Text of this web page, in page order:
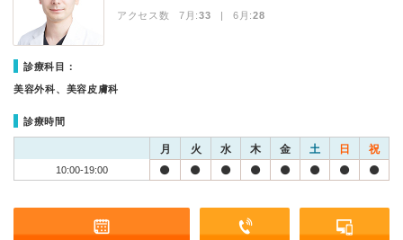
アクセス数 7月:33 | 6月:28
診療科目：
美容外科、美容皮膚科
診療時間
月 火 水 木 金 土 日 祝
10:00-19:00